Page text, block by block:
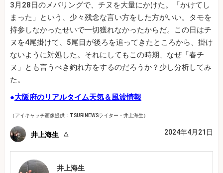
3月28日のメバリングで、チヌを大量にかけた。「かけてし
まった」という、少々残念な言い方をした方がいい。タモを
持参しなかったせいで一切獲れなかったからだ。この日はチ
ヌを4尾掛けて、5尾目が後ろを追ってきたところから、掛け
ないように対処した。それにしてもこの時期、なぜ「春チ
ヌ」とも言うべき釣れ方をするのだろうか？少し分析してみ
た。
●大阪府のリアルタイム天気＆風波情報
（アイキャッチ画像提供：TSURINEWSライター・井上海生）
井上海生 2024年4月21日
井上海生